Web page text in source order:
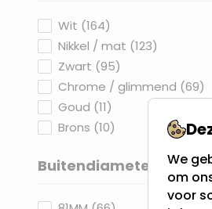
Wit (164products available
)
Nikkel / mat (123products
)
Zwart (95products
)
Chrome / glimmend (69)
Goud (11products available
)
Brons (10products
)
Buitendiameter
We
om
voor